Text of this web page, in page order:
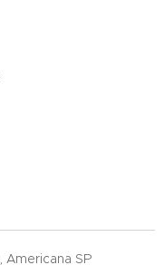
Americana SP